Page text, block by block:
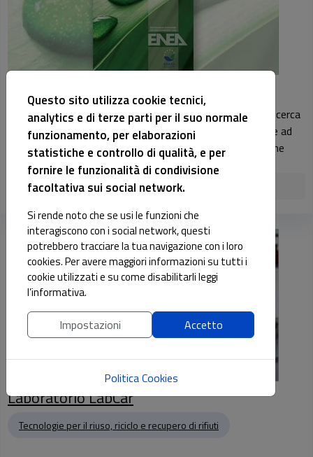
Registrazione EMAS
Il Centro Ricerche ENEA della Trisaia è il primo centro di ricerca
in Italia ad avere ottenuto la Registrazione EMAS, grazie ad
un innovativo sistema di gestione, operativo dal 2004, che
governa in ...
continua
Laboratorio LabCar
Tecnologie per il riuso, riciclo e recupero di rifiuti
Questo sito utilizza cookie tecnici,
analytics e di terze parti per il suo normale
funzionamento, per elaborazioni
statistiche e controllo di qualità, e per
fornire le funzionalità di condivisione
facoltativa sui social network.
Si rende noto che se usi le funzioni che
interagiscono con i social network, questi
potrebbero tracciare la tua navigazione con i loro
cookies. Per avere maggiori informazioni su tutti i
cookie utilizzati e su come disabilitarli leggi
l’informativa.
Impostazioni Accetto
Politica Cookies